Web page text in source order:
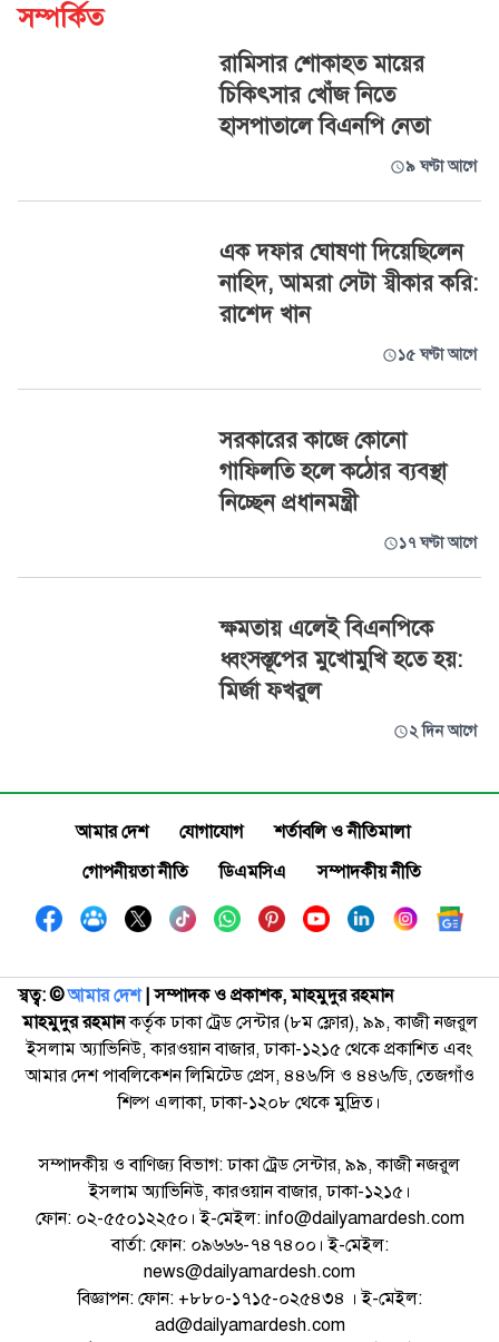
সম্পর্কিত
রামিসার শোকাহত মায়ের
চিকিৎসার খোঁজ নিতে
হাসপাতালে বিএনপি নেতা
৯ ঘণ্টা আগে
এক দফার ঘোষণা দিয়েছিলেন
নাহিদ, আমরা সেটা স্বীকার করি:
রাশেদ খান
১৫ ঘণ্টা আগে
সরকারের কাজে কোনো
গাফিলতি হলে কঠোর ব্যবস্থা
নিচ্ছেন প্রধানমন্ত্রী
১৭ ঘণ্টা আগে
ক্ষমতায় এলেই বিএনপিকে
ধ্বংসস্তূপের মুখোমুখি হতে হয়:
মির্জা ফখরুল
২ দিন আগে
আমার দেশ যোগাযোগ
শর্তাবলি ও নীতিমালা
গোপনীয়তা নীতি
ডিএমসিএ সম্পাদকীয় নীতি
স্বত্ব: ©️আমার দেশ| সম্পাদক ও প্রকাশক, মাহমুদুর রহমান
মাহমুদুর রহমানকর্তৃক ঢাকা ট্রেড সেন্টার (৮ম ফ্লোর), ৯৯, কাজী নজরুল
ইসলাম অ্যাভিনিউ, কারওয়ান বাজার, ঢাকা-১২১৫ থেকে প্রকাশিত এবং
আমার দেশ পাবলিকেশন লিমিটেড প্রেস, ৪৪৬/সি ও ৪৪৬/ডি, তেজগাঁও
শিল্প এলাকা, ঢাকা-১২০৮ থেকে মুদ্রিত।
সম্পাদকীয় ও বাণিজ্য বিভাগ: ঢাকা ট্রেড সেন্টার, ৯৯, কাজী নজরুল
ইসলাম অ্যাভিনিউ, কারওয়ান বাজার, ঢাকা-১২১৫।
ফোন: ০২-৫৫০১২২৫০। ই-মেইল: info@dailyamardesh.com
বার্তা: ফোন: ০৯৬৬৬-৭৪৭৪০০। ই-মেইল:
news@dailyamardesh.com
বিজ্ঞাপন: ফোন: +৮৮০-১৭১৫-০২৫৪৩৪ । ই-মেইল:
ad@dailyamardesh.com